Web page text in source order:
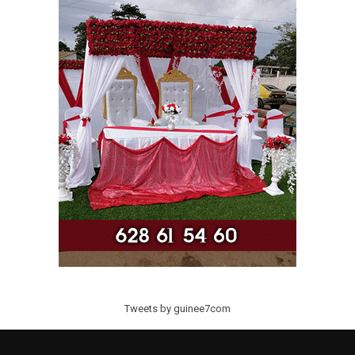
Tweets by guinee7com